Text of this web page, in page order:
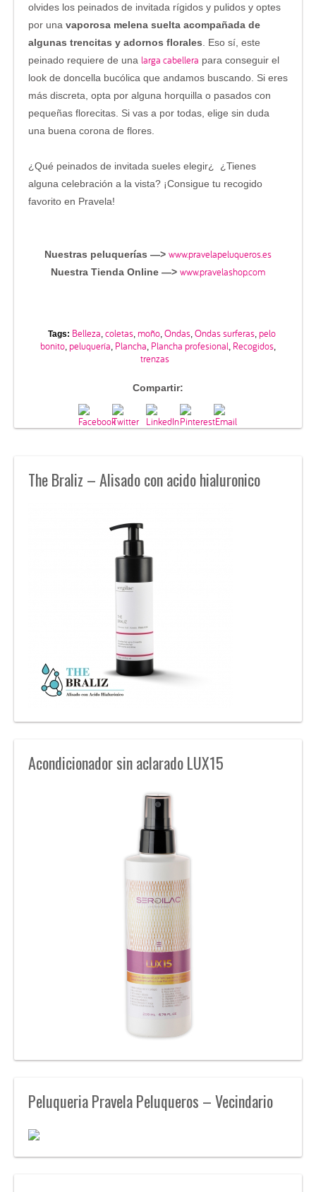
olvides los peinados de invitada rígidos y pulidos y optes
por una vaporosa melena suelta acompañada de
algunas trencitas y adornos florales . Eso sí, este
peinado requiere de una larga cabellera para conseguir el
look de doncella bucólica que andamos buscando. Si eres
más discreta, opta por alguna horquilla o pasados con
pequeñas florecitas. Si vas a por todas, elige sin duda
una buena corona de flores.
¿Qué peinados de invitada sueles elegir¿ ¿Tienes
alguna celebración a la vista? ¡Consigue tu recogido
favorito en Pravela!
Nuestras peluquerías —> www.pravelapeluqueros.es
Nuestra Tienda Online —> www.pravelashop.com
Tags: Belleza, coletas, moño, Ondas, Ondas surferas, pelo
bonito, peluquería, Plancha, Plancha profesional, Recogidos,
trenzas
Compartir:
The Braliz – Alisado con acido hialuronico
Acondicionador sin aclarado LUX15
Peluqueria Pravela Peluqueros – Vecindario